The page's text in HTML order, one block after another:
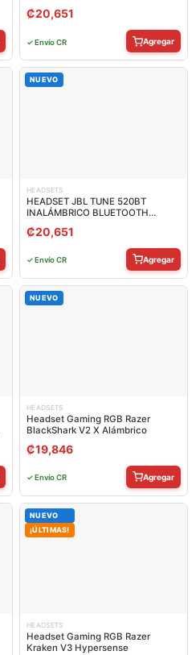
₡20,651
✓ Envío CR Agregar
NUEVO
HEADSETS
HEADSET JBL TUNE 520BT
INALÁMBRICO BLUETOOTH
₡20,651
✓ Envío CR Agregar
NUEVO
HEADSETS
Headset Gaming RGB Razer
BlackShark V2 X Alámbrico
₡19,846
✓ Envío CR Agregar
NUEVO
¡ÚLTIMAS!
HEADSETS
Headset Gaming RGB Razer
Kraken V3 Hypersense